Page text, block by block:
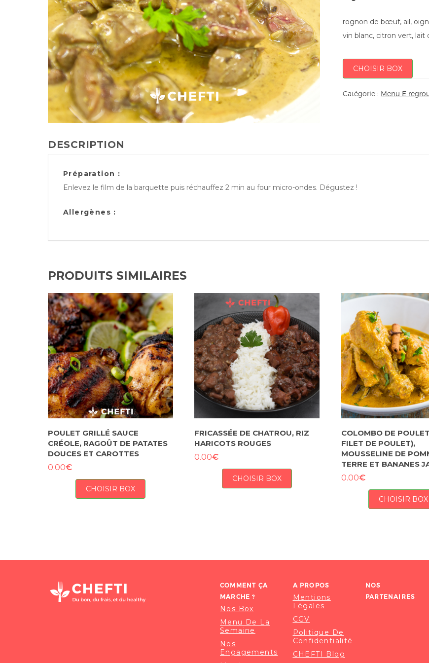
rognon de bœuf, ail,
vin blanc, citron vert, lait
CHOISIR BOX
Catégorie : Menu E
DESCRIPTION
Préparation :
Enlevez le film de la barquette puis réchauffez 2 min au four micro-ondes. Dégustez !
Allergènes :
PRODUITS SIMILAIRES
POULET GRILLÉ SAUCE
CRÉOLE, RAGOÛT DE PATATES
DOUCES ET CAROTTES
0.00€
CHOISIR BOX
FRICASSÉE DE CHATROU, RIZ
HARICOTS ROUGES
0.00€
CHOISIR BOX
COLOMBO DE
FILET DE POULET),
MOUSSELINE DE
TERRE ET BANANES
0.00€
CHOISIR BOX
COMMENT ÇA
MARCHE ?
Nos Box
Menu De La
Semaine
Nos
Engagements
A PROPOS
Mentions
Légales
CGV
Politique De
Confidentialité
CHEFTI Blog
NOS
PARTENAIRES